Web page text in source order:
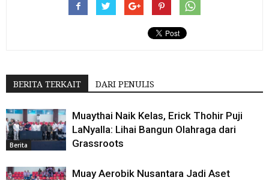
BERITA TERKAIT DARI PENULIS
Berita
Muaythai Naik Kelas, Erick Thohir Puji
LaNyalla: Lihai Bangun Olahraga dari
Grassroots
Muay Aerobik Nusantara Jadi Aset